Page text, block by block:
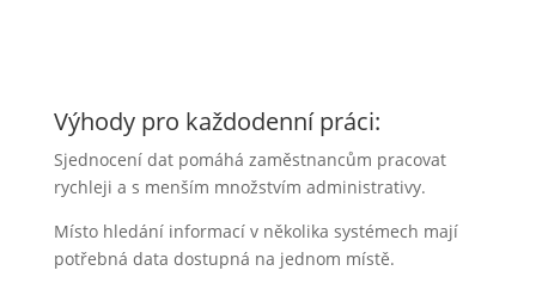
Výhody pro každodenní práci:
Sjednocení dat pomáhá zaměstnancům pracovat
rychleji a s menším množstvím administrativy.
Místo hledání informací v několika systémech mají
potřebná data dostupná na jednom místě.